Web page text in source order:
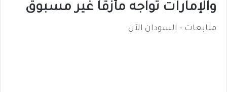
والإمارات تواجه مأزقًا غير مسبوق
متابعات - السودان الآن